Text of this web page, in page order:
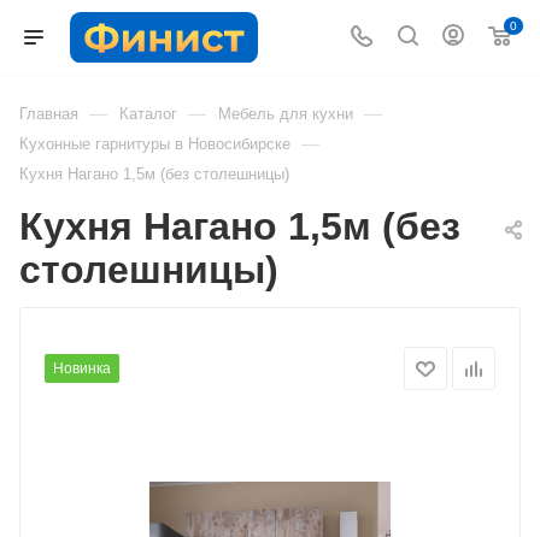
0
Главная — Каталог — Мебель для кухни —
Кухонные гарнитуры в Новосибирске —
Кухня Нагано 1,5м (без столешницы)
Кухня Нагано 1,5м (без
столешницы)
Новинка